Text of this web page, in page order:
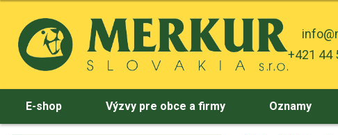
+421 44
E-shop Výzvy pre obce a firmy Oznamy